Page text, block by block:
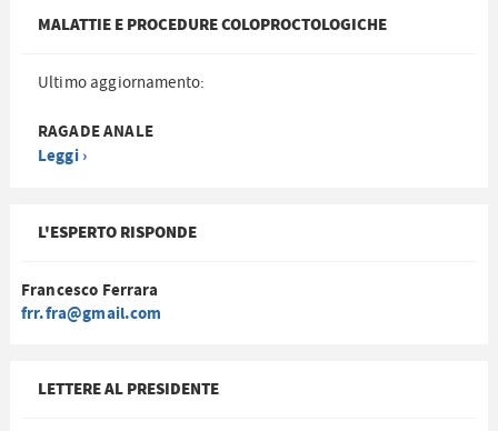
MALATTIE E PROCEDURE COLOPROCTOLOGICHE
Ultimo aggiornamento:
RAGADE ANALE
Leggi ›
L'ESPERTO RISPONDE
Francesco Ferrara
frr.fra@gmail.com
LETTERE AL PRESIDENTE